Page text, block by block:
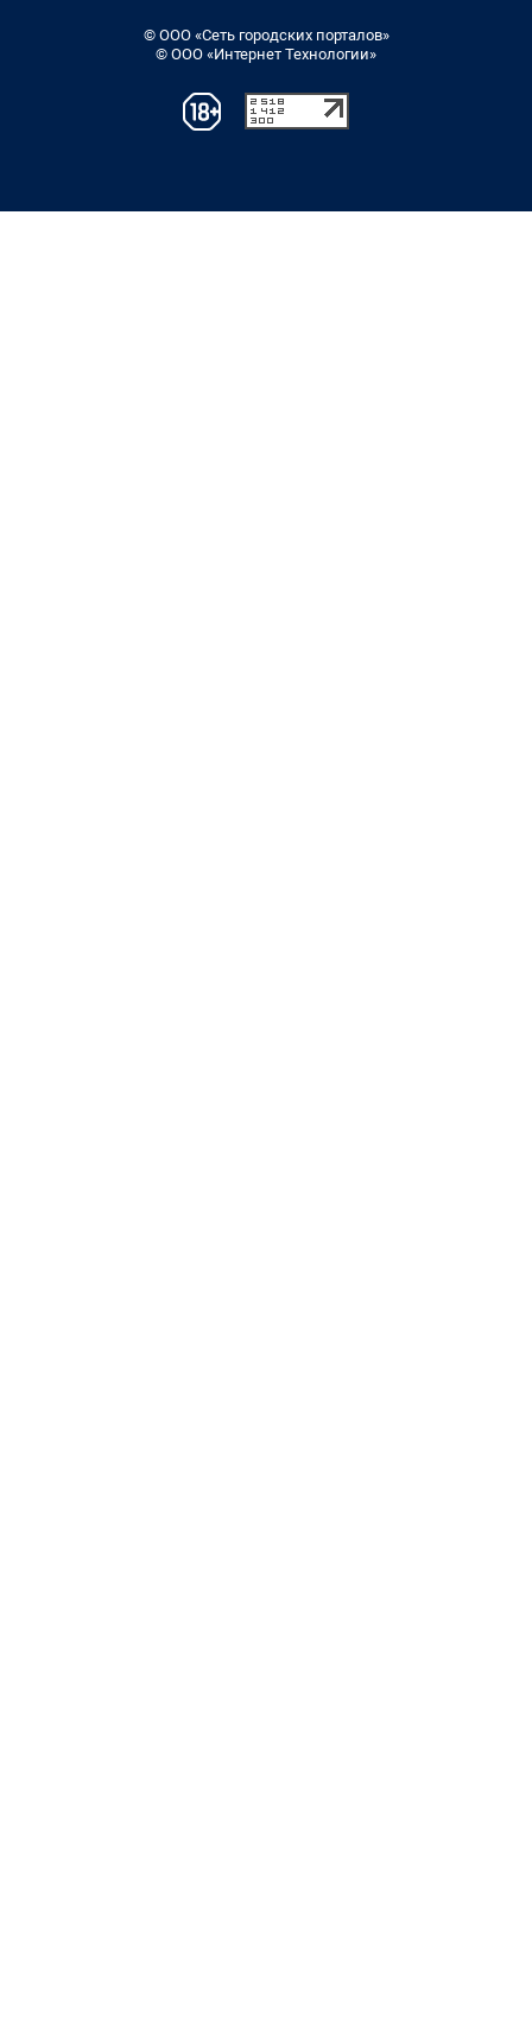
© ООО «Сеть городских порталов»
© ООО «Интернет Технологии»